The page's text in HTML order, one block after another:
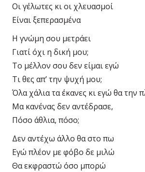
Οι γέλωτες κι οι χλευασμοί
Είναι ξεπερασμένα
Η γνώμη σου μετράει
Γιατί όχι η δική μου;
Το μέλλον σου δεν είμαι εγώ
Τι θες απ’ την ψυχή μου;
Όλα χάλια τα έκανες κι εγώ θα την
Μα κανένας δεν αντέδρασε,
Πόσο άθλια, πόσο;
Δεν αντέχω άλλο θα στο πω
Εγώ πλέον με φόβο δε μιλώ
Θα εκφραστώ όσο μπορώ